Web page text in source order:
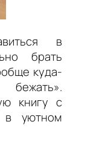
в
брать
куда-
книгу с
в уютном